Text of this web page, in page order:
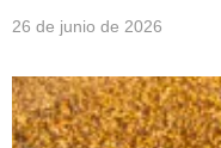
26 de junio de 2026